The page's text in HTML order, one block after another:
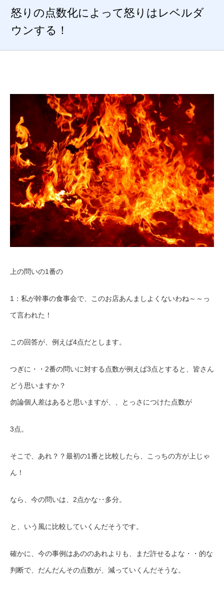
怒りの点数化によって怒りはレベルダ
ウンする！
上の問いの1番の
1：私が幹事の食事会で、このお店あんましよくないわね～～っ
て言われた！
この回答が、例えば4点だとします。
つぎに・・2番の問いに対する点数が例えば3点とすると、皆さん
どう思いますか？
勿論個人差はあると思いますが、、とっさにつけた点数が
3点。
そこで、あれ？？最初の1番と比較したら、こっちの方が上じゃ
ん！
なら、今の問いは、2点かな‥多分。
と、いう風に比較していくんだそうです。
確かに、今の事例はあののあれよりも、まだ許せるよな・・的な
判断で、だんだんその点数が、減っていくんだそうな。